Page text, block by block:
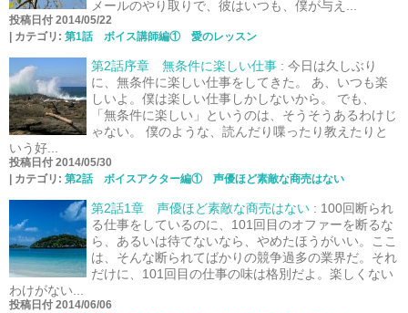
メールのやり取りで、彼はいつも、僕が与え...
投稿日付 2014/05/22
カテゴリ: 第1話 ボイス講師編① 愛のレッスン
第2話序章 無条件に楽しい仕事 : 今日は久しぶり
に、無条件に楽しい仕事をしてきた。 あ、いつも楽
しいよ。僕は楽しい仕事しかしないから。 でも、
「無条件に楽しい」というのは、そうそうあるわけじ
ゃない。 僕のような、読んだり喋ったり教えたりと
いう好...
投稿日付 2014/05/30
カテゴリ: 第2話 ボイスアクター編① 声優ほど素敵な商売はない
第2話1章 声優ほど素敵な商売はない : 100回断られ
る仕事をしているのに、101回目のオファーを断るな
ら、あるいは待てないなら、やめたほうがいい。ここ
は、そんな断られてばかりの競争過多の業界だ。それ
だけに、101回目の仕事の味は格別だよ。楽しくない
わけがない...
投稿日付 2014/06/06